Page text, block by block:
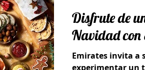
Disfrute de
Navidad con
Emirates invita a
experimentar un